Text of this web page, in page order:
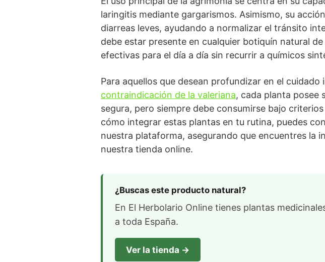
laringitis mediante gargarismos. Asimismo, su
diarreas leves, ayudando a normalizar el tránsito
debe estar presente en cualquier botiquín natural
efectivas para el día a día sin recurrir a químicos
Para aquellos que desean profundizar en el
contraindicación de la valeriana, cada planta posee
segura, pero siempre debe consumirse bajo
cómo integrar estas plantas en tu rutina, puedes
nuestra plataforma, asegurando que encuentres la
nuestra tienda online.
¿Buscas este producto natural?
En El Herbolario Online tienes plantas
a toda España.
Ver la tienda →